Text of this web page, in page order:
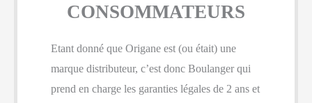
CONSOMMATEURS
Etant donné que Origane est (ou était) une
marque distributeur, c’est donc Boulanger qui
prend en charge les garanties légales de 2 ans et